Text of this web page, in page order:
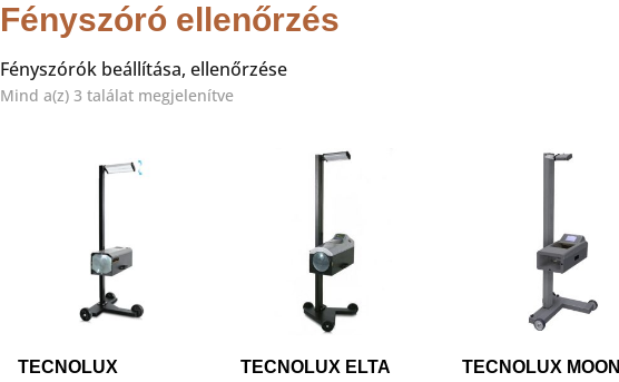
Fényszóró ellenőrzés
Fényszórók beállítása, ellenőrzése
Mind a(z) 3 találat megjelenítveSorted
TECNOLUX
TECNOLUX ELTA
TECNOLUX MOON